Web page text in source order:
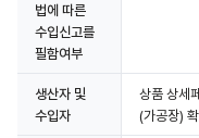
법에 따른
수입신고를
필함여부
생산자 및
수입자
상품 상세
(가공장)